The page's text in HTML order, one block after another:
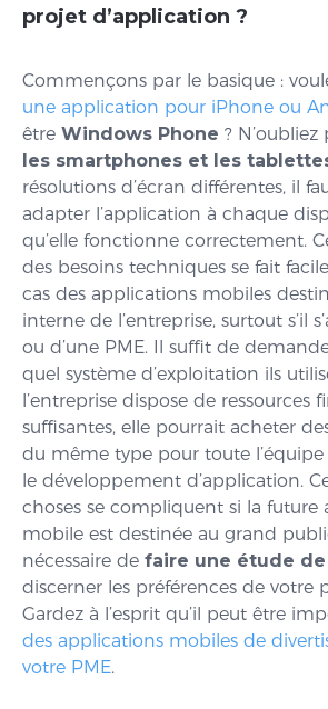
projet d’application ?
Commençons par le basique :
une application pour iPhone ou
être Windows Phone ?
les smartphones et les
résolutions d’écran différentes, il
adapter l’application à chaque
qu’elle fonctionne correctement.
des besoins techniques se fait
cas des applications mobiles
interne de l’entreprise, surtout s’il
ou d’une PME. Il suffit de
quel système d’exploitation ils
l’entreprise dispose de ressources
suffisantes, elle pourrait acheter
du même type pour toute
le développement d’application.
choses se compliquent si la future
mobile est destinée au grand
nécessaire de faire une étude
discerner les préférences de votre
Gardez à l’esprit qu’il peut être
des applications mobiles de
votre PME.